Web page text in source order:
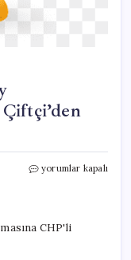
Kılıçdaroğlu’nun
Gül
Çiftçi’den
yorumlar kapalı